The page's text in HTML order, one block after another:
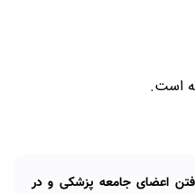
است.
اعضای جامعه پزشکی و در